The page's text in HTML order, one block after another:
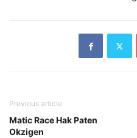
Previous article
Matic Race Hak Paten
Okzigen